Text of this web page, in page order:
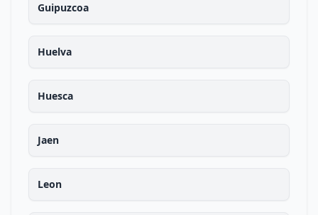
Guipuzcoa
Huelva
Huesca
Jaen
Leon